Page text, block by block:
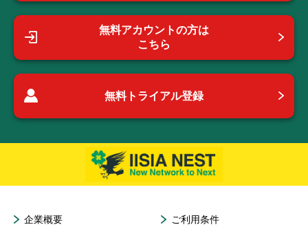
無料アカウントの方は
こちら
無料トライアル登録
企業概要 ご利用条件